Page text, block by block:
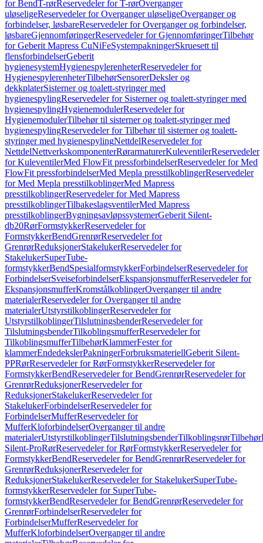
for BendT-rørReservedeler for T-rørOverganger
uløseligeReservedeler for Overganger uløseligeOverganger og
forbindelser, løsbareReservedeler for Overganger og forbindelser,
løsbareGjennomføringerReservedeler for GjennomføringerTilbehør
for Geberit Mapress CuNiFeSystempakningerSkruesett til
flensforbindelserGeberit
hygienesystemHygienespylerenheterReservedeler for
HygienespylerenheterTilbehørSensorerDeksler og
dekkplaterSisterner og toalett-styringer med
hygienespylingReservedeler for Sisterner og toalett-styringer med
hygienespylingHygienemodulerReservedeler for
HygienemodulerTilbehør til sisterner og toalett-styringer med
hygienespylingReservedeler for Tilbehør til sisterner og toalett-
styringer med hygienespylingNettdelReservedeler for
NettdelNettverkskomponenterRørarmaturerKuleventilerReservedeler
for KuleventilerMed FlowFit pressforbindelserReservedeler for Med
FlowFit pressforbindelserMed Mepla presstilkoblingerReservedeler
for Med Mepla presstilkoblingerMed Mapress
presstilkoblingerReservedeler for Med Mapress
presstilkoblingerTilbakeslagsventilerMed Mapress
presstilkoblingerBygningsavløpssystemerGeberit Silent-
db20RørFormstykkerReservedeler for
FormstykkerBendGrenrørReservedeler for
GrenrørReduksjonerStakelukerReservedeler for
StakelukerSuperTube-
formstykkerBendSpesialformstykkerForbindelserReservedeler for
ForbindelserSveiseforbindelserEkspansjonsmufferReservedeler for
EkspansjonsmufferKromstålkoblingerOverganger til andre
materialerReservedeler for Overganger til andre
materialerUtstyrstilkoblingerReservedeler for
UtstyrstilkoblingerTilslutningsbenderReservedeler for
TilslutningsbenderTilkoblingsmufferReservedeler for
TilkoblingsmufferTilbehørKlammerFester for
klammerEndedekslerPakningerForbruksmateriellGeberit Silent-
PPRørReservedeler for RørFormstykkerReservedeler for
FormstykkerBendReservedeler for BendGrenrørReservedeler for
GrenrørReduksjonerReservedeler for
ReduksjonerStakelukerReservedeler for
StakelukerForbindelserReservedeler for
ForbindelserMufferReservedeler for
MufferKloforbindelserOverganger til andre
materialerUtstyrstilkoblingerTilslutningsbenderTilkoblingsrørTilbehør
Silent-ProRørReservedeler for RørFormstykkerReservedeler for
FormstykkerBendReservedeler for BendGrenrørReservedeler for
GrenrørReduksjonerReservedeler for
ReduksjonerStakelukerReservedeler for StakelukerSuperTube-
formstykkerReservedeler for SuperTube-
formstykkerBendReservedeler for BendGrenrørReservedeler for
GrenrørForbindelserReservedeler for
ForbindelserMufferReservedeler for
MufferKloforbindelserOverganger til andre